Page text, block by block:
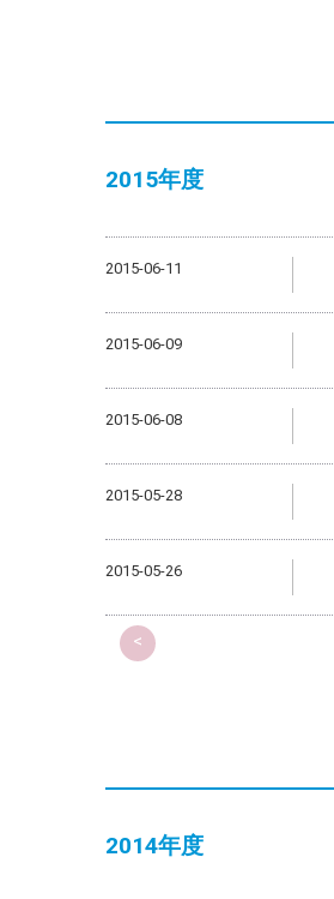
2015年度
2015-06-11
2015-06-09
2015-06-08
2015-05-28
2015-05-26
<
2014年度